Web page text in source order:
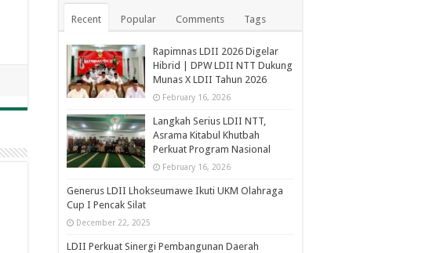
Recent Popular Comments Tags
Rapimnas LDII 2026 Digelar
Hibrid | DPW LDII NTT Dukung
Munas X LDII Tahun 2026
February 16, 2026
Langkah Serius LDII NTT,
Asrama Kitabul Khutbah
Perkuat Program Nasional
February 16, 2026
Generus LDII Lhokseumawe Ikuti UKM Olahraga
Cup I Pencak Silat
December 22, 2025
LDII Perkuat Sinergi Pembangunan Daerah